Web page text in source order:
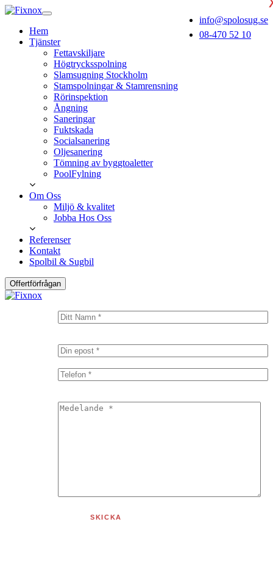
info@spolosug.se
08-470 52 10
Hem
Tjänster
Fettavskiljare
Högtrycksspolning
Slamsugning Stockholm
Stamspolningar & Stamrensning
Rörinspektion
Ångning
Saneringar
Fuktskada
Socialsanering
Oljesanering
Tömning av byggtoaletter
PoolFylning
Om Oss
Miljö & kvalitet
Jobba Hos Oss
Referenser
Kontakt
Spolbil & Sugbil
Offertförfrågan